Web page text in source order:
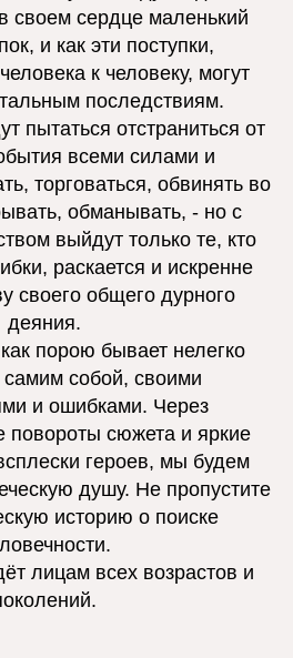
своем сердце маленький
и как эти поступки,
к человеку, могут
последствиям.
пытаться отстраниться от
всеми силами и
торговаться, обвинять во
обманывать, - но с
выйдут только те, кто
раскается и искренне
своего общего дурного
деяния.
порою бывает нелегко
самим собой, своими
и ошибками. Через
повороты сюжета и яркие
героев, мы будем
душу. Не пропустите
историю о поиске
лицам всех возрастов и